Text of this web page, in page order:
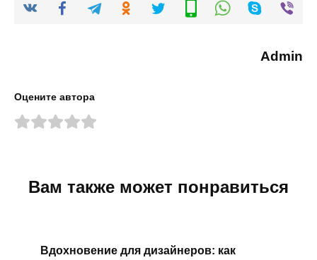
Admin
Оцените автора
Вам также может понравиться
Вдохновение для дизайнеров: как